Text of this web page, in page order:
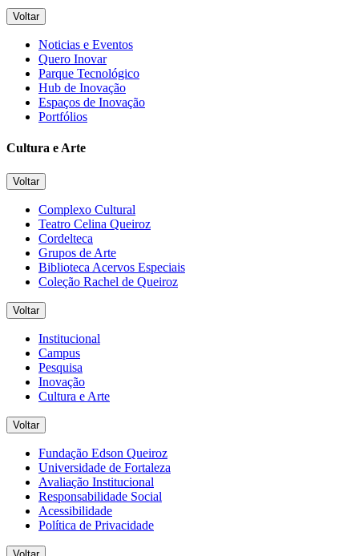
Voltar
Noticias e Eventos
Quero Inovar
Parque Tecnológico
Hub de Inovação
Espaços de Inovação
Portfólios
Cultura e Arte
Voltar
Complexo Cultural
Teatro Celina Queiroz
Cordelteca
Grupos de Arte
Biblioteca Acervos Especiais
Coleção Rachel de Queiroz
Voltar
Institucional
Campus
Pesquisa
Inovação
Cultura e Arte
Voltar
Fundação Edson Queiroz
Universidade de Fortaleza
Avaliação Institucional
Responsabilidade Social
Acessibilidade
Política de Privacidade